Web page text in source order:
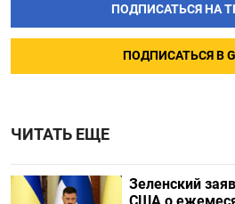
ПОДПИСАТЬСЯ НА
ПОДПИСАТЬСЯ В
ЧИТАТЬ ЕЩЕ
Зеленский